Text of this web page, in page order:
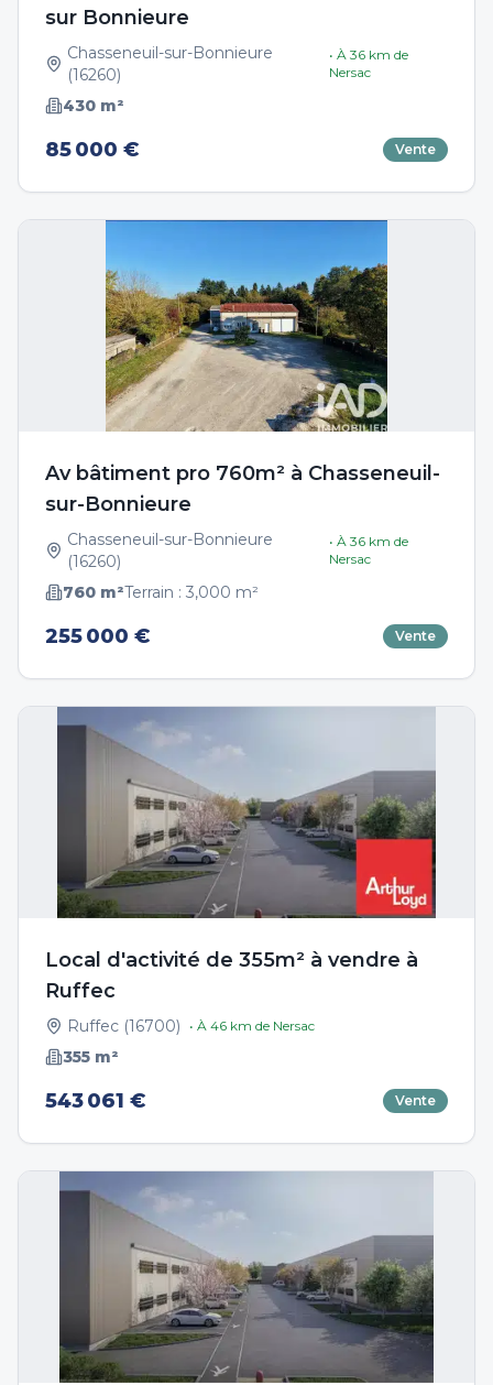
sur Bonnieure
Chasseneuil-sur-Bonnieure
(16260)
• À 36km de
Nersac
430 m²
85 000 € Vente
Av bâtiment pro 760m² à Chasseneuil-
sur-Bonnieure
Chasseneuil-sur-Bonnieure
(16260)
• À 36km de
Nersac
760 m²Terrain : 3,000 m²
255 000 € Vente
Local d'activité de 355m² à vendre à
Ruffec
Ruffec (16700) • À 46 km de Nersac
355 m²
543 061 € Vente